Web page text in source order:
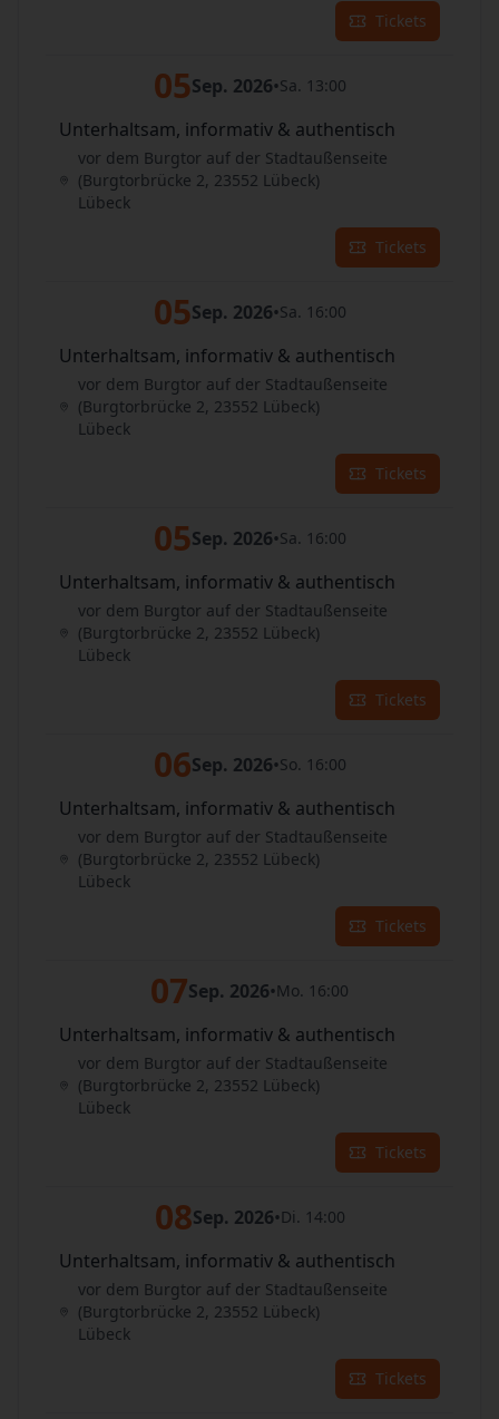
Tickets
05Sep. 2026•Sa. 13:00
Unterhaltsam, informativ & authentisch
vor dem Burgtor auf der Stadtaußenseite
(Burgtorbrücke 2, 23552 Lübeck)
Lübeck
Tickets
05Sep. 2026•Sa. 16:00
Unterhaltsam, informativ & authentisch
vor dem Burgtor auf der Stadtaußenseite
(Burgtorbrücke 2, 23552 Lübeck)
Lübeck
Tickets
05Sep. 2026•Sa. 16:00
Unterhaltsam, informativ & authentisch
vor dem Burgtor auf der Stadtaußenseite
(Burgtorbrücke 2, 23552 Lübeck)
Lübeck
Tickets
06Sep. 2026•So. 16:00
Unterhaltsam, informativ & authentisch
vor dem Burgtor auf der Stadtaußenseite
(Burgtorbrücke 2, 23552 Lübeck)
Lübeck
Tickets
07Sep. 2026•Mo. 16:00
Unterhaltsam, informativ & authentisch
vor dem Burgtor auf der Stadtaußenseite
(Burgtorbrücke 2, 23552 Lübeck)
Lübeck
Tickets
08Sep. 2026•Di. 14:00
Unterhaltsam, informativ & authentisch
vor dem Burgtor auf der Stadtaußenseite
(Burgtorbrücke 2, 23552 Lübeck)
Lübeck
Tickets